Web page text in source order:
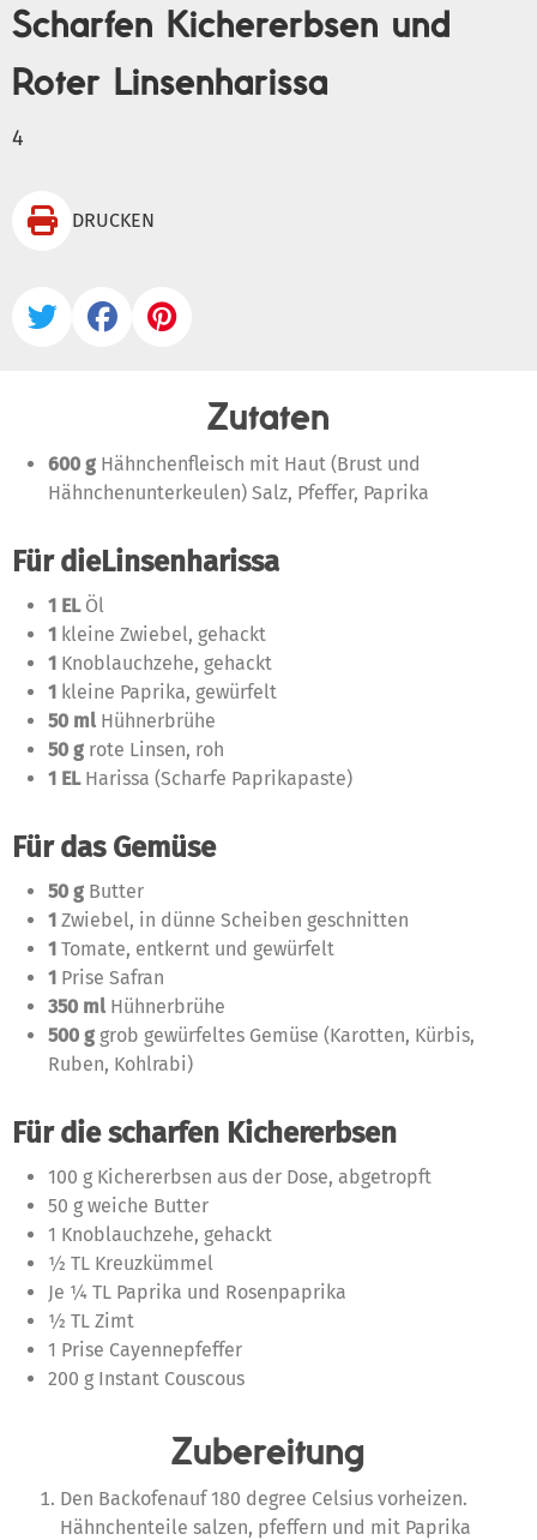
Scharfen Kichererbsen und
Roter Linsenharissa
4
 DRUCKEN
  
Zutaten
600 g Hähnchenfleisch mit Haut (Brust und
Hähnchenunterkeulen) Salz, Pfeffer, Paprika
Für dieLinsenharissa
1 ELÖl
1 kleine Zwiebel, gehackt
1 Knoblauchzehe, gehackt
1 kleine Paprika, gewürfelt
50 ml Hühnerbrühe
50 g rote Linsen, roh
1 ELHarissa (Scharfe Paprikapaste)
Für das Gemüse
50 g Butter
1 Zwiebel, in dünne Scheiben geschnitten
1 Tomate, entkernt und gewürfelt
1 Prise Safran
350 ml Hühnerbrühe
500 g grob gewürfeltes Gemüse (Karotten, Kürbis,
Ruben, Kohlrabi)
Für die scharfen Kichererbsen
100 g Kichererbsen aus der Dose, abgetropft
50 g weiche Butter
1 Knoblauchzehe, gehackt
½ TL Kreuzkümmel
Je ¼ TL Paprika und Rosenpaprika
½ TL Zimt
1 Prise Cayennepfeffer
200 g Instant Couscous
Zubereitung
Den Backofenauf 180 degree Celsius vorheizen.
Hähnchenteile salzen, pfeffern und mit Paprika